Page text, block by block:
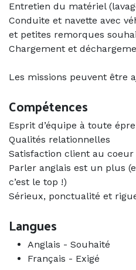
Entretien du matériel
Conduite et navette avec
et petites remorques
Chargement et
Les missions peuvent être
Compétences
Esprit d’équipe à toute
Qualités relationnelles
Satisfaction client au coeur
Parler anglais est un plus
c’est le top !)
Sérieux, ponctualité et
Langues
Anglais - Souhaité
Français - Exigé